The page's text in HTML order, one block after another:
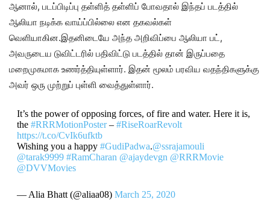
ஆனால், படப்பிடிப்பு தள்ளித் தள்ளிப் போவதால் இந்தப் படத்தில்
ஆலியா நடிக்க வாய்ப்பில்லை என தகவல்கள்
வெளியாகின.இதனிடையே அந்த அறிவிப்பை ஆலியா பட்,
அவருடைய டுவிட்டரில் பதிவிட்டு படத்தில் தான் இருப்பதை
மறைமுகமாக உணர்த்தியுள்ளார். இதன் மூலம் பரவிய வதந்திகளுக்கு
அவர் ஒரு முற்றுப் புள்ளி வைத்துள்ளார்.
It’s the power of opposing forces, of fire and water. Here it is,
the #RRRMotionPoster– #RiseRoarRevolt
https://t.co/CvIk6ufktb
Wishing you a happy #GudiPadwa.@ssrajamouli
@tarak9999 #RamCharan @ajaydevgn @RRRMovie
@DVVMovies
— Alia Bhatt (@aliaa08) March 25, 2020